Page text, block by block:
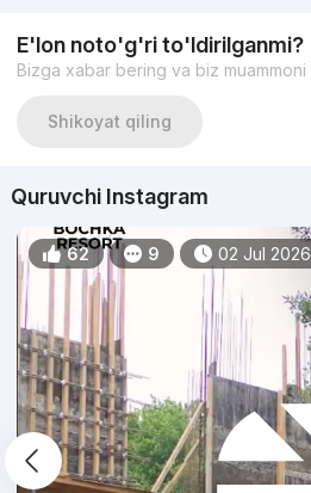
E'lon noto'g'ri to'ldirilganmi?
Bizga xabar bering va biz muammoni
Shikoyat qiling
Quruvchi Instagram
62 9 02 Jul 2026